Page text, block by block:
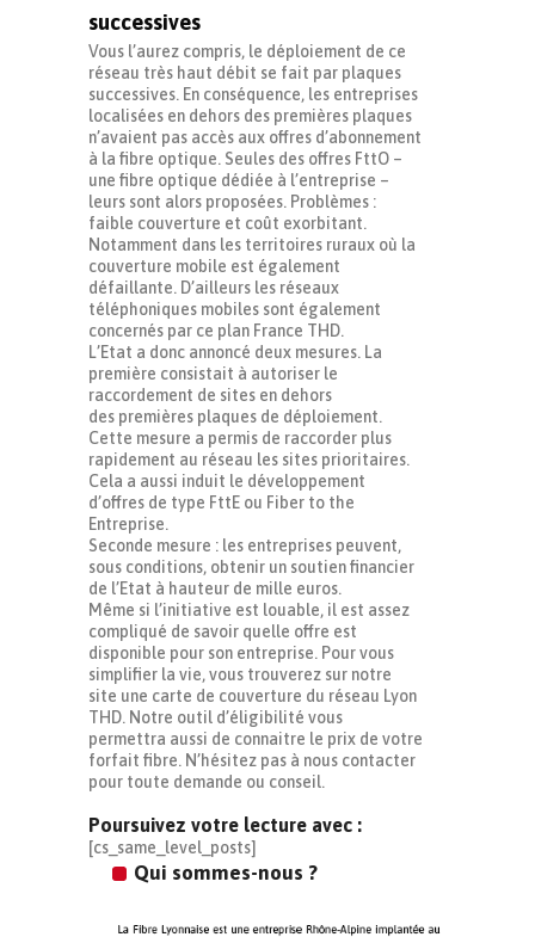
successives
Vous l’aurez compris, le déploiement de ce
réseau très haut débit se fait par plaques
successives. En conséquence, les entreprises
localisées en dehors des premières plaques
n’avaient pas accès aux offres d’abonnement
à la fibre optique. Seules des offres FttO –
une fibre optique dédiée à l’entreprise –
leurs sont alors proposées. Problèmes :
faible couverture et coût exorbitant.
Notamment dans les territoires ruraux où la
couverture mobile est également
défaillante. D’ailleurs les réseaux
téléphoniques mobiles sont également
concernés par ce plan France THD.
L’Etat a donc annoncé deux mesures. La
première consistait à autoriser le
raccordement de sites en dehors
des premières plaques de déploiement.
Cette mesure a permis de raccorder plus
rapidement au réseau les sites prioritaires.
Cela a aussi induit le développement
d’offres de type FttE ou Fiber to the
Entreprise.
Seconde mesure : les entreprises peuvent,
sous conditions, obtenir un soutien financier
de l’Etat à hauteur de mille euros.
Même si l’initiative est louable, il est assez
compliqué de savoir quelle offre est
disponible pour son entreprise. Pour vous
simplifier la vie, vous trouverez sur notre
site une carte de couverture du réseau Lyon
THD. Notre outil d’éligibilité vous
permettra aussi de connaitre le prix de votre
forfait fibre. N’hésitez pas à nous contacter
pour toute demande ou conseil.
Poursuivez votre lecture avec :
[cs_same_level_posts]
Qui sommes-nous ?